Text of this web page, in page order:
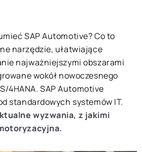
SAP Automotive? Co to
narzędzie, ułatwiające
najważniejszymi obszarami
wokół nowoczesnego
4HANA. SAP Automotive
standardowych systemów IT.
wyzwania, z jakimi